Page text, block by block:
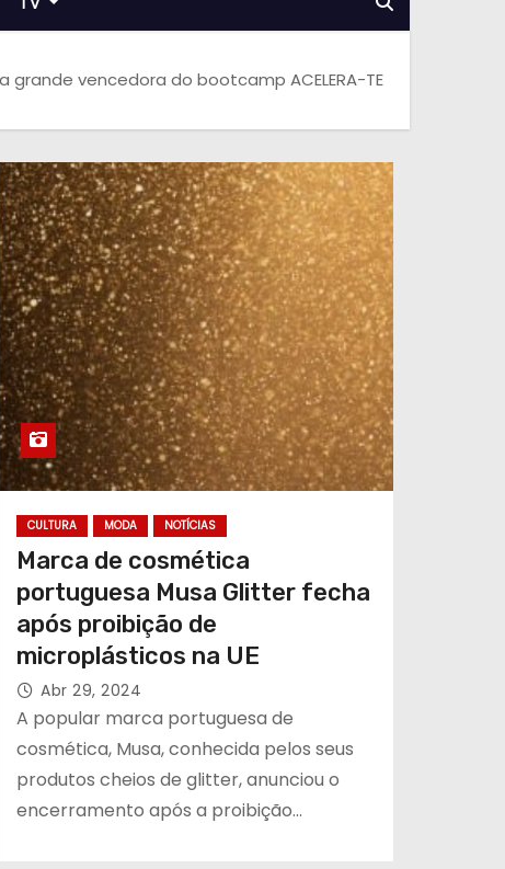
vencedora do bootcamp ACELERA-TE
CULTURA MODA NOTÍCIAS
Marca de cosmética
portuguesa Musa Glitter fecha
após proibição de
microplásticos na UE
Abr 29, 2024
A popular marca portuguesa de
cosmética, Musa, conhecida pelos seus
produtos cheios de glitter, anunciou o
encerramento após a proibição…